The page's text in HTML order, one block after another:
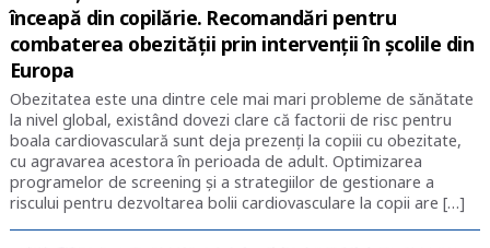
înceapă din copilărie. Recomandări pentru
combaterea obezității prin intervenții în școlile din
Europa
Obezitatea este una dintre cele mai mari probleme de sănătate
la nivel global, existând dovezi clare că factorii de risc pentru
boala cardiovasculară sunt deja prezenți la copiii cu obezitate,
cu agravarea acestora în perioada de adult. Optimizarea
programelor de screening și a strategiilor de gestionare a
riscului pentru dezvoltarea bolii cardiovasculare la copii are […]